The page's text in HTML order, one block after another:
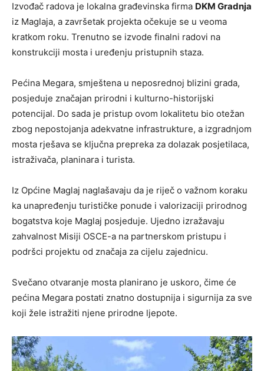
Izvođač radova je lokalna građevinska firma DKM Gradnja
iz Maglaja, a završetak projekta očekuje se u veoma
kratkom roku. Trenutno se izvode finalni radovi na
konstrukciji mosta i uređenju pristupnih staza.
Pećina Megara, smještena u neposrednoj blizini grada,
posjeduje značajan prirodni i kulturno-historijski
potencijal. Do sada je pristup ovom lokalitetu bio otežan
zbog nepostojanja adekvatne infrastrukture, a izgradnjom
mosta rješava se ključna prepreka za dolazak posjetilaca,
istraživača, planinara i turista.
Iz Općine Maglaj naglašavaju da je riječ o važnom koraku
ka unapređenju turističke ponude i valorizaciji prirodnog
bogatstva koje Maglaj posjeduje. Ujedno izražavaju
zahvalnost Misiji OSCE-a na partnerskom pristupu i
podršci projektu od značaja za cijelu zajednicu.
Svečano otvaranje mosta planirano je uskoro, čime će
pećina Megara postati znatno dostupnija i sigurnija za sve
koji žele istražiti njene prirodne ljepote.